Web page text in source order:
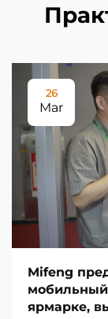
26
Mar
Mifeng
ярмарке,